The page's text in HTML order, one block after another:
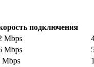
подключения
Mbps
Mbps
Mbps